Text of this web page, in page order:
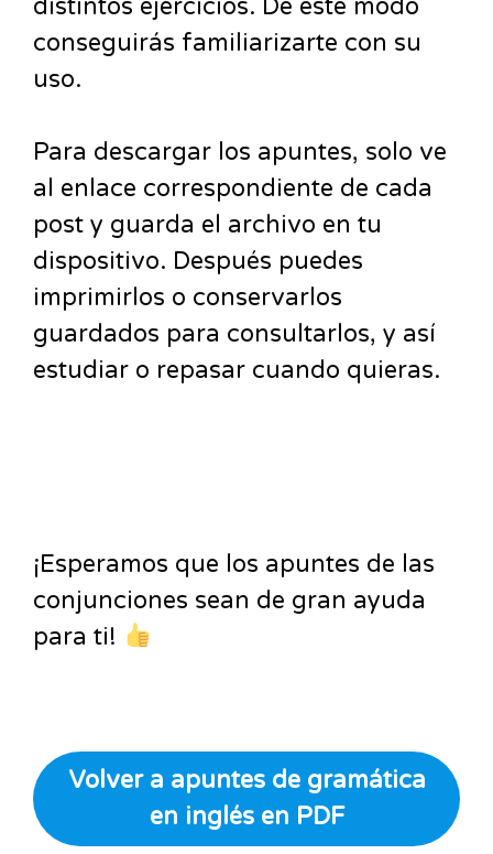
distintos ejercicios. De este modo
conseguirás familiarizarte con su
uso.
Para descargar los apuntes, solo ve
al enlace correspondiente de cada
post y guarda el archivo en tu
dispositivo. Después puedes
imprimirlos o conservarlos
guardados para consultarlos, y así
estudiar o repasar cuando quieras.
¡Esperamos que los apuntes de las
conjunciones sean de gran ayuda
para ti!
Volver a apuntes de gramática
en inglés en PDF